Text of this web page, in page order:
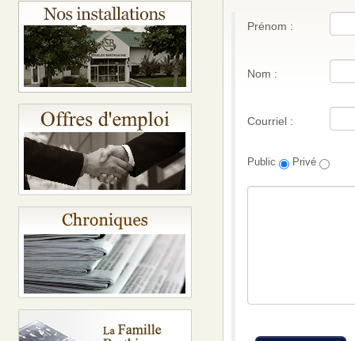
Prénom :
Nom :
Courriel :
Public Privé